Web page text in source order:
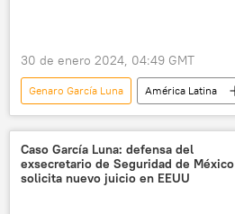
30 de enero 2024, 04:49 GMT
Genaro García Luna
América Latina
Luis Donaldo Colosio
Tijuana
CISEN
Partido Revolucionario Institucional (PRI)
Caso García Luna: defensa del
exsecretario de Seguridad de México
solicita nuevo juicio en EEUU